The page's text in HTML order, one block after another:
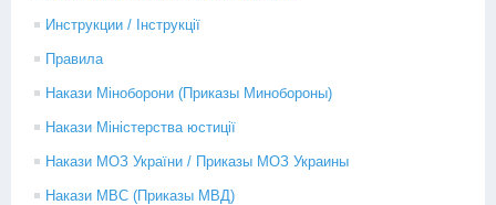
Инструкции / Інструкції
Правила
Накази Міноборони (Приказы Минобороны)
Накази Міністерства юстиції
Накази МОЗ України / Приказы МОЗ Украины
Накази МВС (Приказы МВД)